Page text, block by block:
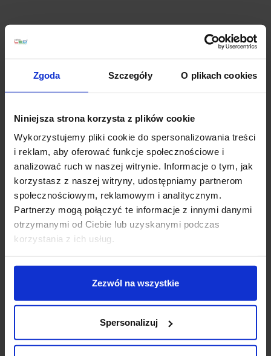
Zgoda Szczegóły O plikach cookies
Niniejsza strona korzysta z plików cookie
Wykorzystujemy pliki cookie do spersonalizowania treści
i reklam, aby oferować funkcje społecznościowe i
analizować ruch w naszej witrynie. Informacje o tym, jak
korzystasz z naszej witryny, udostępniamy partnerom
społecznościowym, reklamowym i analitycznym.
Partnerzy mogą połączyć te informacje z innymi danymi
otrzymanymi od Ciebie lub uzyskanymi podczas
korzystania z ich usług.
Zezwól na wszystkie
Spersonalizuj
Parametry:
wysokość (mm): 520
głębokość (mm): 90
ilość źródeł / rodzaj trzonka: 1 x LED zintegrowany
max moc źródła: 7,2 W
napięcie: 230 V
źródło w zestawie: LED 7.2 W, 504 lm, 3000K
kolor lampy: złoty i odcienie złota, czarno-złoty
materiał: metal/akryl
IP: 20
Szczegóły produktu